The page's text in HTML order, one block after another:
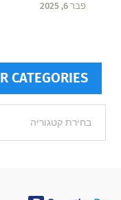
פבר 6, 2025
CATEGORIES
categories